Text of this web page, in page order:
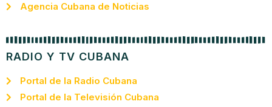
Agencia Cubana de Noticias
RADIO Y TV CUBANA
Portal de la Radio Cubana
Portal de la Televisión Cubana